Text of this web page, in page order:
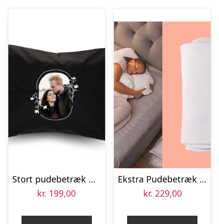
Stort pudebetræk med billede – Sort
kr. 199,00
Ekstra Pudebetræk til Zenkuru Kropspude
kr. 229,00